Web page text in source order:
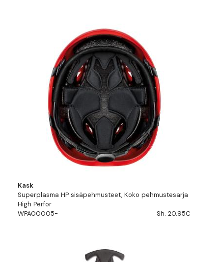
Kask
Superplasma HP sisäpehmusteet, Koko pehmustesarja
High Perfor
WPA00005-
Sh. 20.95€